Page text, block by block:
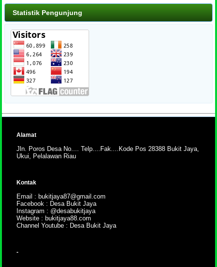
Statistik Pengunjung
Alamat
Jln. Poros Desa No.... Telp....Fak....Kode Pos 28388 Bukit Jaya,
Ukui, Pelalawan Riau
Kontak
Email : bukitjaya87@gmail.com
Facebook : Desa Bukit Jaya
Instagram : @desabukitjaya
Website : bukitjaya88.com
Channel Youtube : Desa Bukit Jaya
-